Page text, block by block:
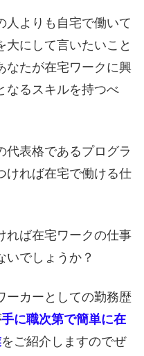
人よりも自宅で働いて
大にして言いたいこと
なたが在宅ワークに興
なるスキルを持つべ
代表格であるプログラ
ければ在宅で働ける仕
れば在宅ワークの仕事
いでしょうか？
ーカーとしての勤務歴
手に職次第で簡単に在
をご紹介しますのでぜ